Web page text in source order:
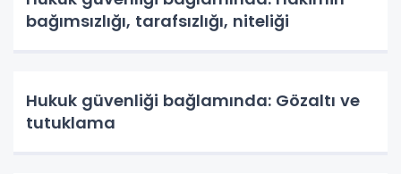
bağımsızlığı, tarafsızlığı, niteliği
Hukuk güvenliği bağlamında: Gözaltı ve
tutuklama